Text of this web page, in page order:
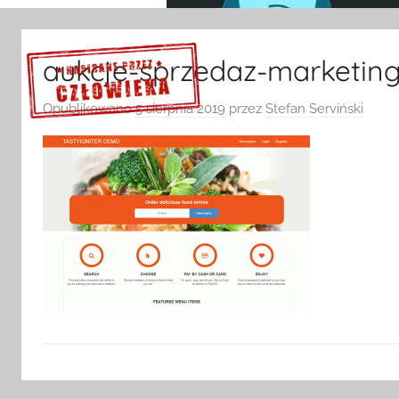
Sprawdź szczegóły >>>
aukcje-sprzedaz-
Opublikowano5 sierpnia 2019 przez Stefan Serviński